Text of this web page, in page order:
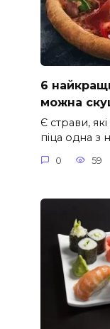
6
можна
Є страви,
піца одна з
0 59